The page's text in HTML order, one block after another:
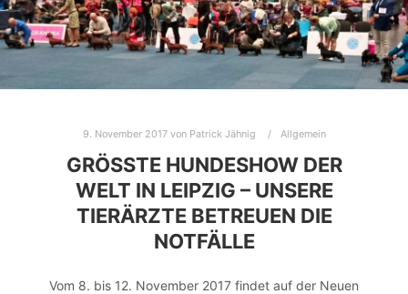
9. November 2017von Patrick Jähnig Allgemein
GRÖSSTE HUNDESHOW DER W
ELT IN LEIPZIG – UNSERE T
IERÄRZTE BETREUEN DIE N
OTFÄLLE
Vom 8. bis 12. November 2017 findet auf der Neuen